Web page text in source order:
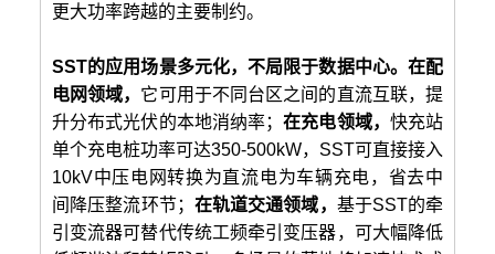
更大功率跨越的主要制约。
SST的应用场景多元化，不局限于数据中心。在配
电网领域， 它可用于不同台区之间的直流互联，提
升分布式光伏的本地消纳率；在充电领域， 快充站
单个充电桩功率可达350-500kW，SST可直接接入
10kV中压电网转换为直流电为车辆充电，省去中
间降压整流环节； 在轨道交通领域， 基于SST的牵
引变流器可替代传统工频牵引变压器，可大幅降低